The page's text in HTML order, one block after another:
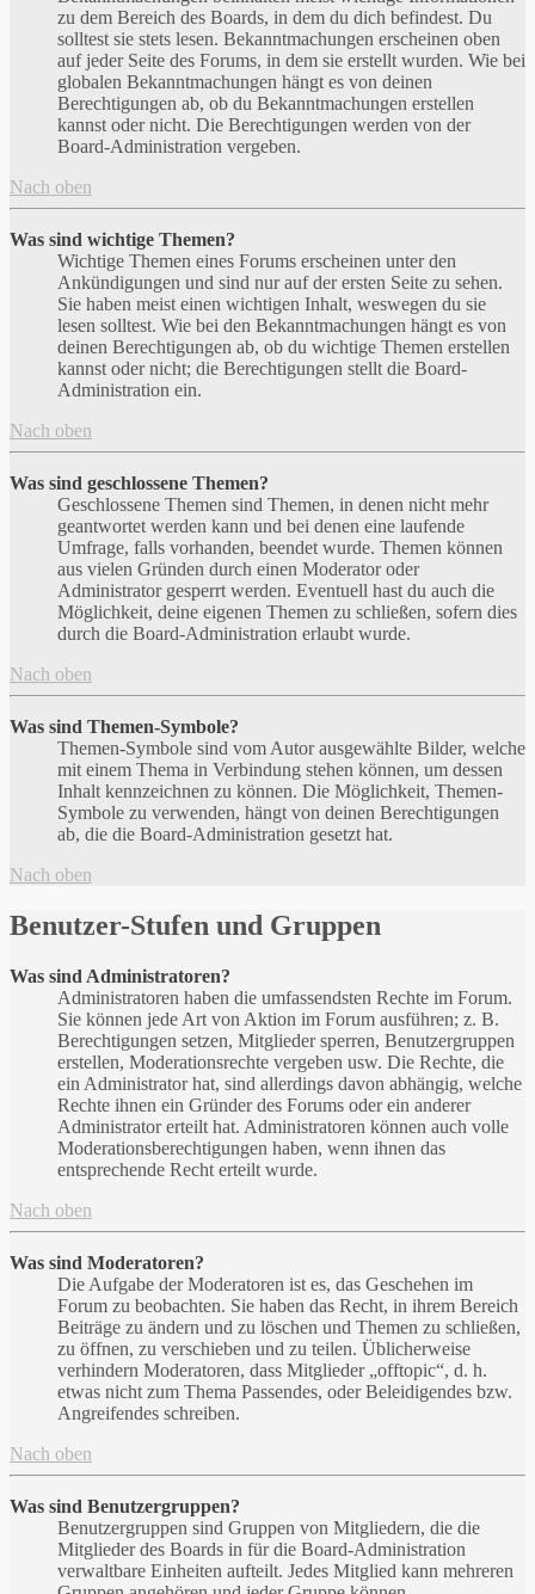
zu dem Bereich des Boards, in dem du dich befindest. Du
solltest sie stets lesen. Bekanntmachungen erscheinen oben
auf jeder Seite des Forums, in dem sie erstellt wurden. Wie bei
globalen Bekanntmachungen hängt es von deinen
Berechtigungen ab, ob du Bekanntmachungen erstellen
kannst oder nicht. Die Berechtigungen werden von der
Board-Administration vergeben.
Nach oben
Was sind wichtige Themen?
Wichtige Themen eines Forums erscheinen unter den
Ankündigungen und sind nur auf der ersten Seite zu sehen.
Sie haben meist einen wichtigen Inhalt, weswegen du sie
lesen solltest. Wie bei den Bekanntmachungen hängt es von
deinen Berechtigungen ab, ob du wichtige Themen erstellen
kannst oder nicht; die Berechtigungen stellt die Board-
Administration ein.
Nach oben
Was sind geschlossene Themen?
Geschlossene Themen sind Themen, in denen nicht mehr
geantwortet werden kann und bei denen eine laufende
Umfrage, falls vorhanden, beendet wurde. Themen können
aus vielen Gründen durch einen Moderator oder
Administrator gesperrt werden. Eventuell hast du auch die
Möglichkeit, deine eigenen Themen zu schließen, sofern dies
durch die Board-Administration erlaubt wurde.
Nach oben
Was sind Themen-Symbole?
Themen-Symbole sind vom Autor ausgewählte Bilder, welche
mit einem Thema in Verbindung stehen können, um dessen
Inhalt kennzeichnen zu können. Die Möglichkeit, Themen-
Symbole zu verwenden, hängt von deinen Berechtigungen
ab, die die Board-Administration gesetzt hat.
Nach oben
Benutzer-Stufen und Gruppen
Was sind Administratoren?
Administratoren haben die umfassendsten Rechte im Forum.
Sie können jede Art von Aktion im Forum ausführen; z. B.
Berechtigungen setzen, Mitglieder sperren, Benutzergruppen
erstellen, Moderationsrechte vergeben usw. Die Rechte, die
ein Administrator hat, sind allerdings davon abhängig, welche
Rechte ihnen ein Gründer des Forums oder ein anderer
Administrator erteilt hat. Administratoren können auch volle
Moderationsberechtigungen haben, wenn ihnen das
entsprechende Recht erteilt wurde.
Nach oben
Was sind Moderatoren?
Die Aufgabe der Moderatoren ist es, das Geschehen im
Forum zu beobachten. Sie haben das Recht, in ihrem Bereich
Beiträge zu ändern und zu löschen und Themen zu schließen,
zu öffnen, zu verschieben und zu teilen. Üblicherweise
verhindern Moderatoren, dass Mitglieder „offtopic“, d. h.
etwas nicht zum Thema Passendes, oder Beleidigendes bzw.
Angreifendes schreiben.
Nach oben
Was sind Benutzergruppen?
Benutzergruppen sind Gruppen von Mitgliedern, die die
Mitglieder des Boards in für die Board-Administration
verwaltbare Einheiten aufteilt. Jedes Mitglied kann mehreren